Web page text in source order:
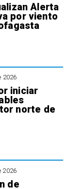
Alerta
por viento
2026
iniciar
norte de
2026
de